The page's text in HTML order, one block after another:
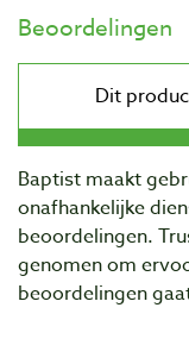
Beoordelingen
Baptist maakt
onafhankelijke
beoordelingen.
genomen om
beoordelingen